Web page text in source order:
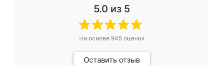
5.0 из 5
На основе 945оценок
Оставить отзыв